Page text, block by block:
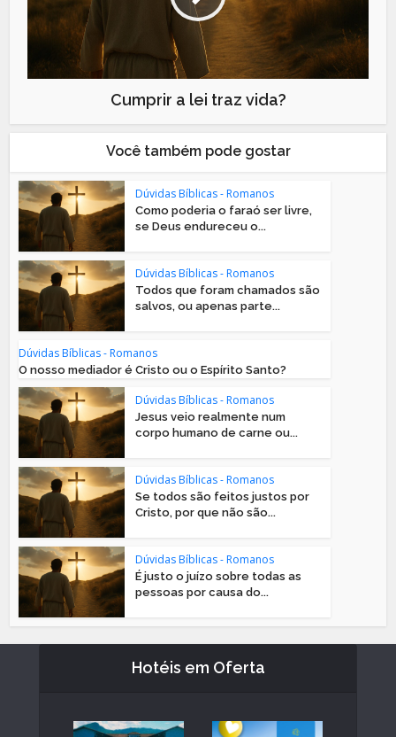
Cumprir a lei traz vida?
Você também pode gostar
Dúvidas Bíblicas - Romanos
Como poderia o faraó ser livre,
se Deus endureceu o...
Dúvidas Bíblicas - Romanos
Todos que foram chamados são
salvos, ou apenas parte...
Dúvidas Bíblicas - Romanos
O nosso mediador é Cristo ou o Espírito Santo?
Dúvidas Bíblicas - Romanos
Jesus veio realmente num
corpo humano de carne ou...
Dúvidas Bíblicas - Romanos
Se todos são feitos justos por
Cristo, por que não são...
Dúvidas Bíblicas - Romanos
É justo o juízo sobre todas as
pessoas por causa do...
Hotéis em Oferta